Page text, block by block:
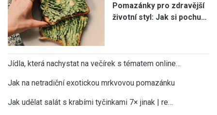
Pomazánky pro zdravější
životní styl: Jak si pochu…
Jídla, která nachystat na večírek s tématem online…
Jak na netradiční exotickou mrkvovou pomazánku
Jak udělat salát s krabími tyčinkami 7× jinak | re…